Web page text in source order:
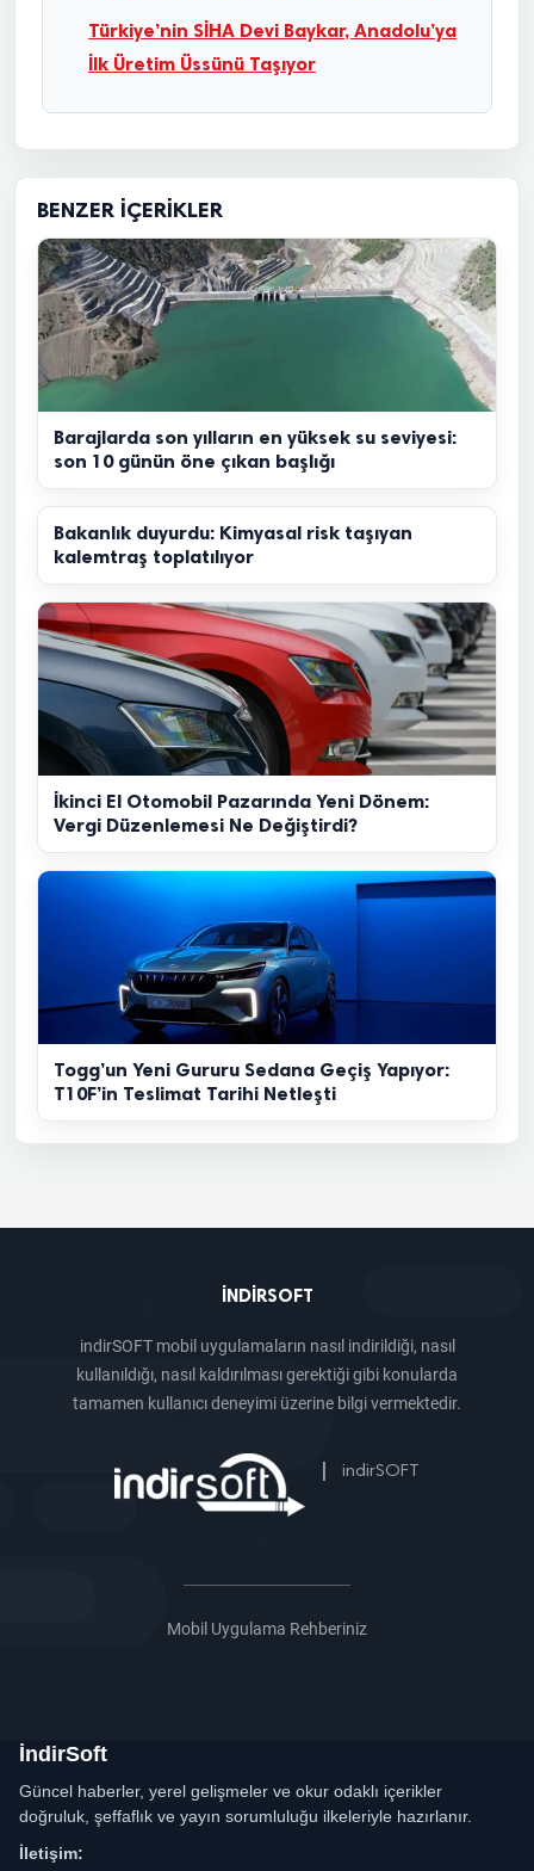
Türkiye’nin SİHA Devi Baykar, Anadolu’ya
İlk Üretim Üssünü Taşıyor
BENZER İÇERIKLER
Barajlarda son yılların en yüksek su seviyesi:
son 10 günün öne çıkan başlığı
Bakanlık duyurdu: Kimyasal risk taşıyan
kalemtraş toplatılıyor
İkinci El Otomobil Pazarında Yeni Dönem:
Vergi Düzenlemesi Ne Değiştirdi?
Togg’un Yeni Gururu Sedana Geçiş Yapıyor:
T10F’in Teslimat Tarihi Netleşti
INDIRSOFT
indirSOFT mobil uygulamaların nasıl indirildiği, nasıl
kullanıldığı, nasıl kaldırılması gerektiği gibi konularda
tamamen kullanıcı deneyimi üzerine bilgi vermektedir.
indirSOFT
Mobil Uygulama Rehberiniz
İndirSoft
Güncel haberler, yerel gelişmeler ve okur odaklı içerikler
doğruluk, şeffaflık ve yayın sorumluluğu ilkeleriyle hazırlanır.
İletişim: